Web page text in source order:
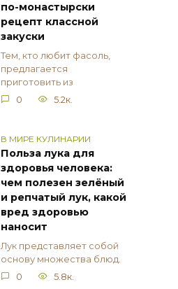
по-монастырски
рецепт классной
закуски
Тем, кто любит фасоль,
предлагается
приготовить из
0
5.2к.
В МИРЕ КУЛИНАРИИ
Польза лука для
здоровья человека:
чем полезен зелёный
и репчатый лук, какой
вред здоровью
наносит
Лук представляет собой
основу множества блюд.
0
5.8к.